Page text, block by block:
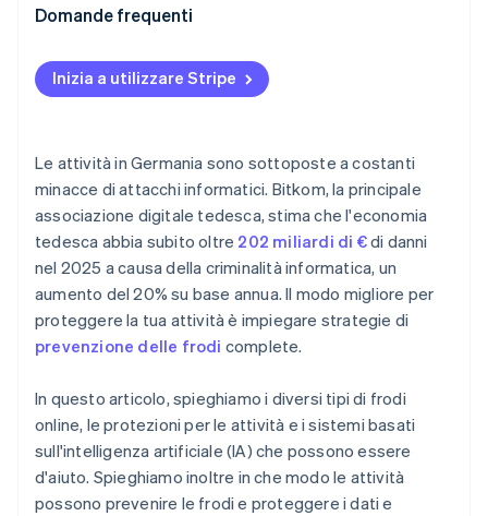
Esame di siti web, fatture e contatti dei partner
Comunicazione trasparente con i clienti
Domande frequenti
Inizia a utilizzare Stripe
Le attività in Germania sono sottoposte a costanti
minacce di attacchi informatici. Bitkom, la principale
associazione digitale tedesca, stima che l'economia
tedesca abbia subito oltre 202 miliardi di €di danni
nel 2025 a causa della criminalità informatica, un
aumento del 20% su base annua. Il modo migliore per
proteggere la tua attività è impiegare strategie di
prevenzione delle frodi complete.
In questo articolo, spieghiamo i diversi tipi di frodi
online, le protezioni per le attività e i sistemi basati
sull'intelligenza artificiale (IA) che possono essere
d'aiuto. Spieghiamo inoltre in che modo le attività
possono prevenire le frodi e proteggere i dati e